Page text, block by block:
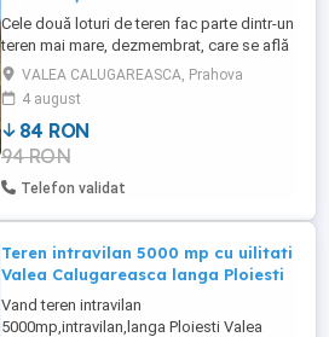
Cele două loturi de teren fac parte dintr-un
teren mai mare, dezmembrat, care se află
în intravilanul localității Valea
Călugărească, la 500 m de drumul național
și la aprox. 10 km de centrul municipiului
Ploiești. Accesul se face pe un drum
asfaltat, la care cele două parcele au
deschideri de 23m, pentru ...
VALEA CALUGAREASCA, Prahova
4 august
84 RON
94 RON
Telefon validat
Teren intravilan 5000 mp cu uilitati
Valea Calugareasca langa Ploiesti
Vand teren intravilan
5000mp,intravilan,langa Ploiesti Valea